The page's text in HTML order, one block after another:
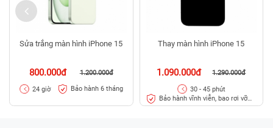
Sửa trắng màn hình iPhone 15
800.000đ 1.200.000đ
24 giờ Bảo hành 6 tháng
Thay màn hình iPhone 15
1.090.000đ 1.290.000đ
30 - 45 phút
Bảo hành vĩnh viễn, bao rơi vỡ
kính